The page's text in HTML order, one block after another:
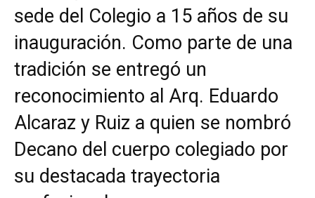
sede del Colegio a 15 años de su
inauguración. Como parte de una
tradición se entregó un
reconocimiento al Arq. Eduardo
Alcaraz y Ruiz a quien se nombró
Decano del cuerpo colegiado por
su destacada trayectoria